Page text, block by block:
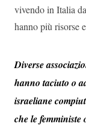
vivendo in Italia
hanno più risorse
Diverse
hanno taciuto o
israeliane
che le